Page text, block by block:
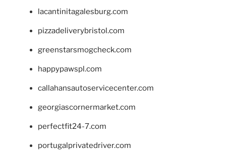
lacantinitagalesburg.com
pizzadeliverybristol.com
greenstarsmogcheck.com
happypawspl.com
callahansautoservicecenter.com
georgiascornermarket.com
perfectfit24-7.com
portugalprivatedriver.com